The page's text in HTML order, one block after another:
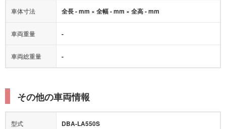
車体寸法 全長 - mm × 全幅 - mm × 全高 - mm
車両重量 -
車両総重量 -
その他の車両情報
型式 DBA-LA550S